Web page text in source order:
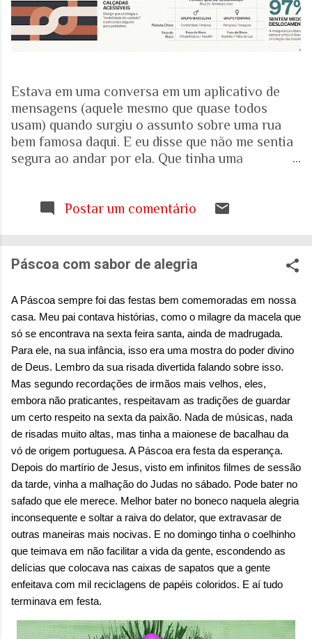
Estava em uma conversa em um aplicativo de
mensagens (aquele mesmo que quase todos
usam) quando surgiu o assunto sobre uma rua
bem famosa daqui. E eu disse que não me sentia
segura ao andar por ela. Que tinha uma
visão (e experiência) das mulheres sobre o que é
acadêmicos e governamentais recentes para
entender mais sobre a realidade. É mesmo
Patrícia Galvão em parceria com o Instituto
Locomotiva, divulgada em setembro de 2024,
mostrou um dado alarmante: que 97% das
brasileiras sentem medo de sofrer violência
quando se deslocam pela cidade. A mesma
pesquisa aponta que 71% das mulheres já
sofreram algum tipo de violência durante seus
deslocamentos urbanos. Entre mulheres negras
e LBT, os índices sobem ainda mais. Isso não é
sensação isolada. Se per...
Postar um comentário
Páscoa com sabor de alegria
A Páscoa sempre foi das festas bem comemoradas em nossa
casa. Meu pai contava histórias, como o milagre da macela que
só se encontrava na sexta feira santa, ainda de madrugada.
Para ele, na sua infância, isso era uma mostra do poder divino
de Deus. Lembro da sua risada divertida falando sobre isso.
Mas segundo recordações de irmãos mais velhos, eles,
embora não praticantes, respeitavam as tradições de guardar
um certo respeito na sexta da paixão. Nada de músicas, nada
de risadas muito altas, mas tinha a maionese de bacalhau da
vó de origem portuguesa. A Páscoa era festa da esperança.
Depois do martírio de Jesus, visto em infinitos filmes de sessão
da tarde, vinha a malhação do Judas no sábado. Pode bater no
safado que ele merece. Melhor bater no boneco naquela alegria
inconsequente e soltar a raiva do delator, que extravasar de
outras maneiras mais nocivas. E no domingo tinha o coelhinho
que teimava em não facilitar a vida da gente, escondendo as
delícias que colocava nas caixas de sapatos que a gente
enfeitava com mil reciclagens de papéis coloridos. E aí tudo
terminava em festa.